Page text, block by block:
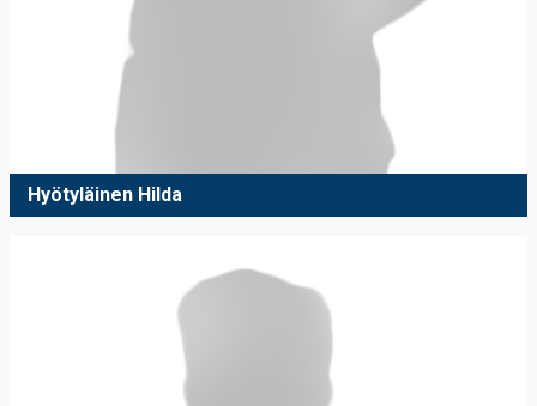
Hyötyläinen Hilda